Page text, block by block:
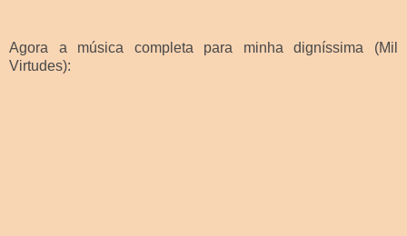
Agora a música completa para minha digníssima (Mil
Virtudes):